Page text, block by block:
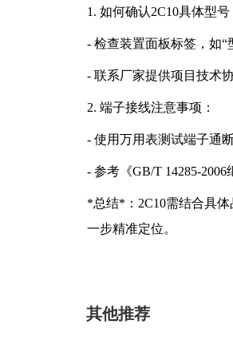
1. 如何确认2C10具体型号
- 检查装置面板标签，如“
- 联系厂家提供项目技术协
2. 端子接线注意事项：
- 使用万用表测试端子通
- 参考《GB/T 14285-2006
*总结*：2C10需结合具
一步精准定位。
其他推荐